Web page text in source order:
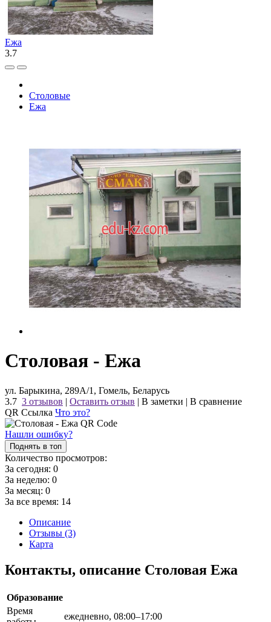
Ежа
3.7
Столовые
Ежа
Столовая - Ежа
ул. Барыкина, 289А/1, Гомель, Беларусь
3.7 3 отзывов | Оставить отзыв | В заметки | В сравнение
QR Ссылка Что это?
Нашли ошибку?
Поднять в топ
Количество просмотров:
За сегодня: 0
За неделю: 0
За месяц: 0
За все время: 14
Описание
Отзывы (3)
Карта
Контакты, описание Столовая Ежа
Образование
Время
ежедневно, 08:00–17:00